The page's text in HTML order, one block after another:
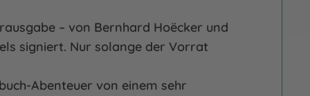
– von Bernhard Hoëcker und
signiert. Nur solange der Vorrat
Abenteuer von einem sehr